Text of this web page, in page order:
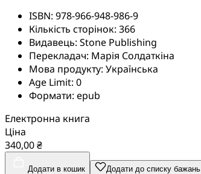
ISBN: 978-966-948-986-9
Кількість сторінок: 366
Видавець: Stone Publishing
Перекладач: Марія Солдаткіна
Мова продукту: Українська
Age Limit: 0
Формати: epub
Електронна книга
Ціна
340,00 ₴
Додати в кошик Додати до списку бажань